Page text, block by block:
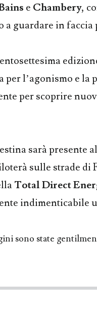
e Chambery,
a guardare in
per l’agonismo e
per scoprire
sarà presente
sulle strade di
Total Direct
indimenticabile
sono state